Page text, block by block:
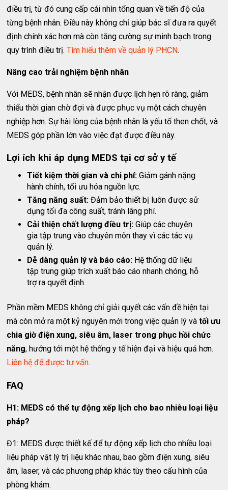
điều trị, từ đó cung cấp cái nhìn tổng quan về tiến độ của
từng bệnh nhân. Điều này không chỉ giúp bác sĩ đưa ra quyết
định chính xác hơn mà còn tăng cường sự minh bạch trong
quy trình điều trị.Tìm hiểu thêm về quản lý PHCN.
Nâng cao trải nghiệm bệnh nhân
Với MEDS, bệnh nhân sẽ nhận được lịch hẹn rõ ràng, giảm
thiểu thời gian chờ đợi và được phục vụ một cách chuyên
nghiệp hơn. Sự hài lòng của bệnh nhân là yếu tố then chốt, và
MEDS góp phần lớn vào việc đạt được điều này.
Lợi ích khi áp dụng MEDS tại cơ sở y tế
Tiết kiệm thời gian và chi phí: Giảm gánh nặng
hành chính, tối ưu hóa nguồn lực.
Tăng năng suất: Đảm bảo thiết bị luôn được sử
dụng tối đa công suất, tránh lãng phí.
Cải thiện chất lượng điều trị: Giúp các chuyên
gia tập trung vào chuyên môn thay vì các tác vụ
quản lý.
Dễ dàng quản lý và báo cáo: Hệ thống dữ liệu
tập trung giúp trích xuất báo cáo nhanh chóng, hỗ
trợ ra quyết định.
Phần mềm MEDS không chỉ giải quyết các vấn đề hiện tại
mà còn mở ra một kỷ nguyên mới trong việc quản lý vàtối ưu
chia giờ điện xung, siêu âm, laser trong phục hồi chức
năng, hướng tới một hệ thống y tế hiện đại và hiệu quả hơn.
Liên hệ để được tư vấn.
FAQ
H1: MEDS có thể tự động xếp lịch cho bao nhiêu loại liệu
pháp?
Đ1: MEDS được thiết kế để tự động xếp lịch cho nhiều loại
liệu pháp vật lý trị liệu khác nhau, bao gồm điện xung, siêu
âm, laser, và các phương pháp khác tùy theo cấu hình của
phòng khám.